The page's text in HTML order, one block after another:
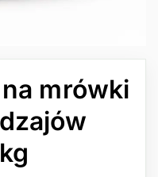
mrówki